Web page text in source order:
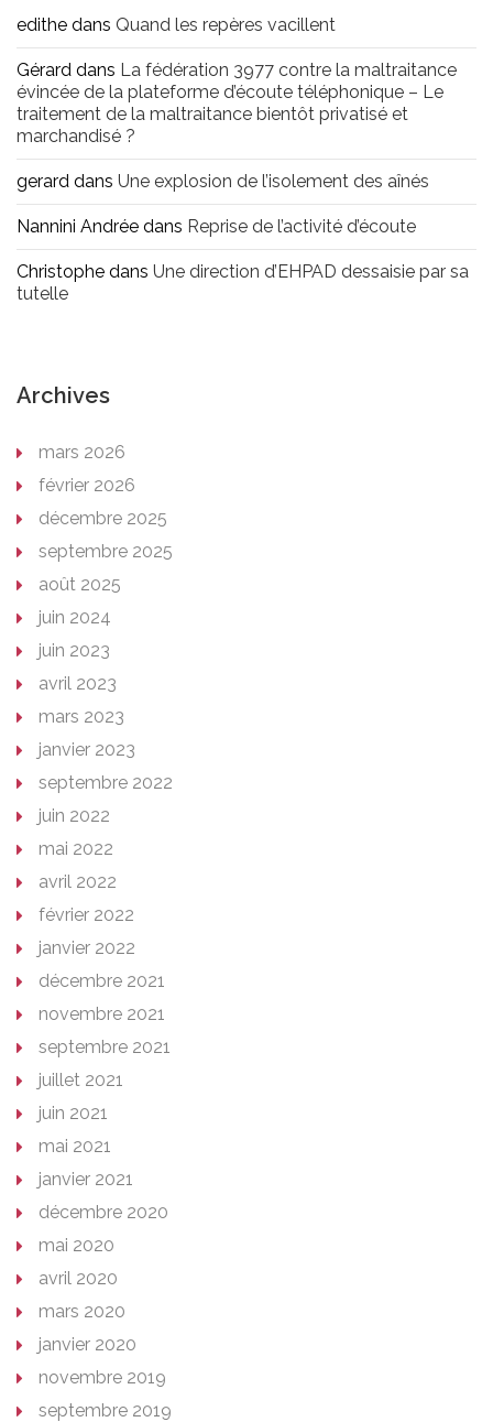
edithe dans Quand les repères vacillent
Gérard dans La fédération 3977 contre la maltraitance
évincée de la plateforme d’écoute téléphonique – Le
traitement de la maltraitance bientôt privatisé et
marchandisé ?
gerard dans Une explosion de l’isolement des aînés
Nannini Andrée dans Reprise de l’activité d’écoute
Christophe dans Une direction d’EHPAD dessaisie par sa
tutelle
Archives
mars 2026
février 2026
décembre 2025
septembre 2025
août 2025
juin 2024
juin 2023
avril 2023
mars 2023
janvier 2023
septembre 2022
juin 2022
mai 2022
avril 2022
février 2022
janvier 2022
décembre 2021
novembre 2021
septembre 2021
juillet 2021
juin 2021
mai 2021
janvier 2021
décembre 2020
mai 2020
avril 2020
mars 2020
janvier 2020
novembre 2019
septembre 2019